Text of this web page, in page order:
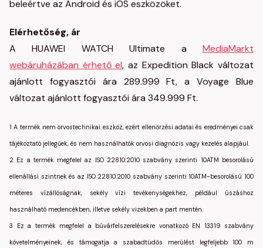
beleértve az Android és iOS eszközöket.
Elérhetőség, ár
A HUAWEI WATCH Ultimate a MediaMarkt
webáruházában érhető el, az Expedition Black változat
ajánlott fogyasztói ára 289.999 Ft, a Voyage Blue
változat ajánlott fogyasztói ára 349.999 Ft.
1 A termék nem orvostechnikai eszköz, ezért ellenőrzési adatai és eredményei csak
tájékoztató jellegűek, és nem használhatók orvosi diagnózis vagy kezelés alapjául.
2 Ez a termék megfelel az ISO 22810:2010 szabvány szerinti 10ATM besorolású
ellenállási szintnek és az ISO 22810:2010 szabvány szerinti 10ATM-besorolású 100
méteres vízállóságnak, sekély vízi tevékenységekhez, például úszáshoz
használható medencékben, illetve sekély vizekben a part mentén.
3 Ez a termék megfelel a búvárfelszerelésekre vonatkozó EN 13319 szabvány
követelményeinek, és támogatja a szabadtüdős merülést legfeljebb 100 m